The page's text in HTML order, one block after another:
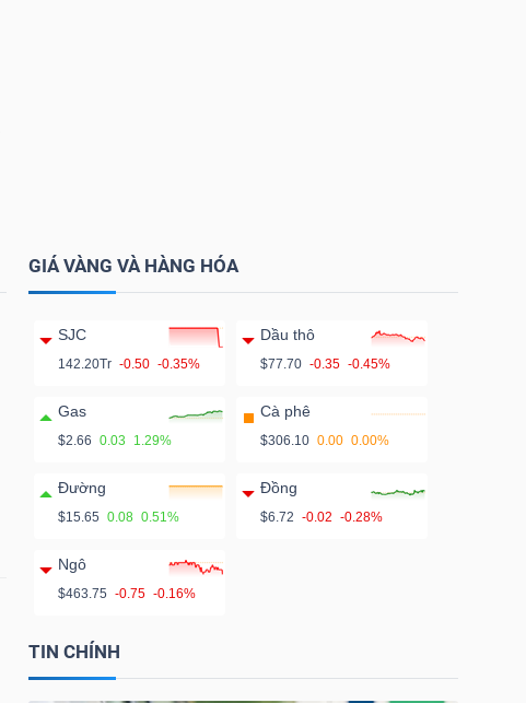
GIÁ VÀNG VÀ HÀNG HÓA
SJC
142.20Tr -0.50 -0.35%
Dầu thô
$77.70 -0.35 -0.45%
Gas
$2.66 0.03 1.29%
Cà phê
$306.10 0.00 0.00%
Đường
$15.65 0.08 0.51%
Đồng
$6.72 -0.02 -0.28%
Ngô
$463.75 -0.75 -0.16%
TIN CHÍNH